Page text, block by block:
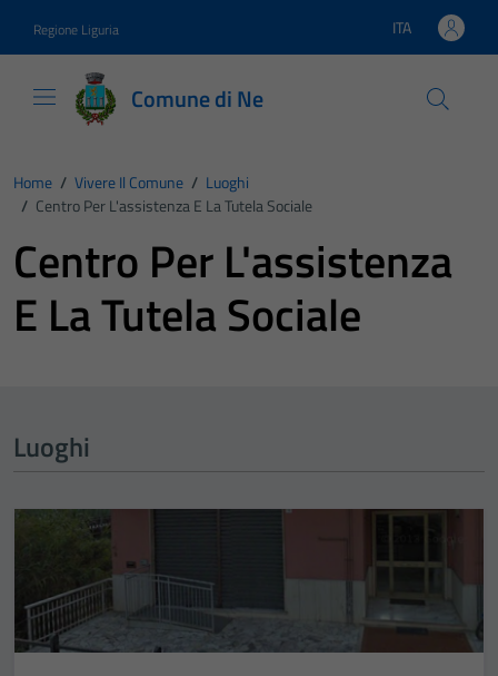
Regione Liguria Lingua attiva:
ITA
Comune di Ne
Home / Vivere Il Comune / Luoghi
/ Centro Per L'assistenza E La Tutela Sociale
Centro Per L'assistenza
E La Tutela Sociale
Luoghi